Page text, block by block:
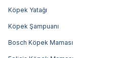
Köpek Yatağı
Köpek Şampuanı
Bosch Köpek Maması